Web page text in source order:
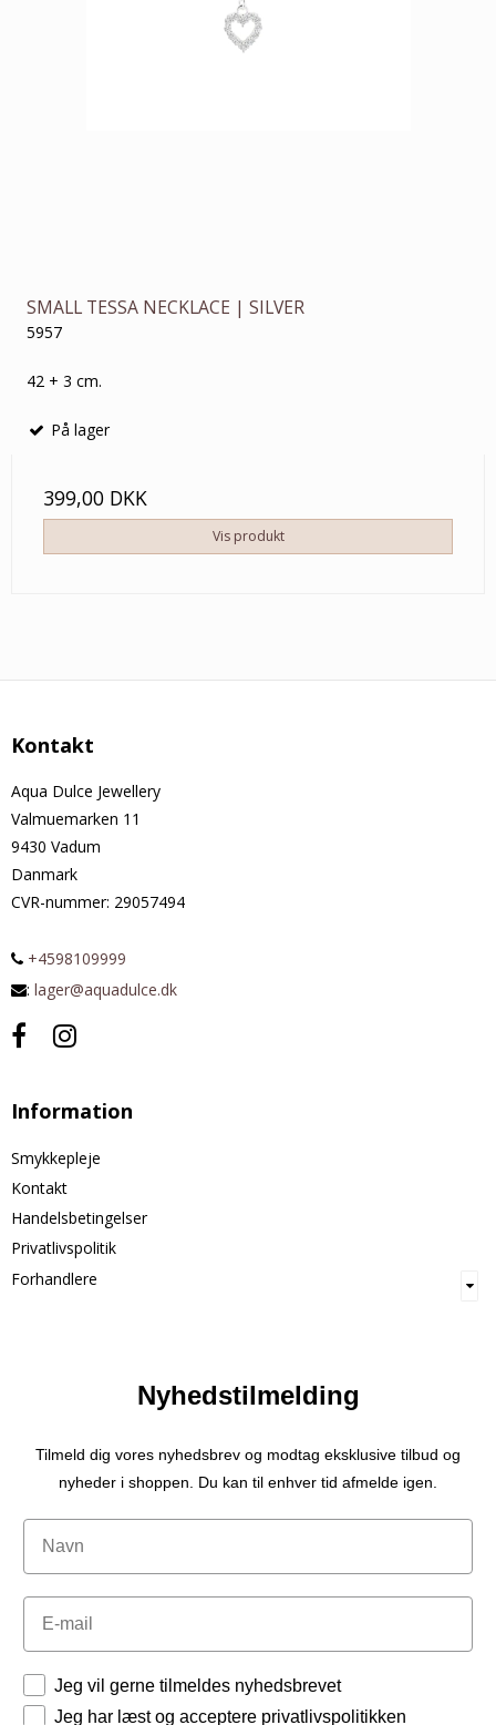
SMALL TESSA NECKLACE | SILVER
5957
42 + 3 cm.
På lager
399,00 DKK
Vis produkt
Kontakt
Aqua Dulce Jewellery
Valmuemarken 11
9430 Vadum
Danmark
CVR-nummer: 29057494
+4598109999
: lager@aquadulce.dk
Information
Smykkepleje
Kontakt
Handelsbetingelser
Privatlivspolitik
Forhandlere
Nyhedstilmelding
Tilmeld dig vores nyhedsbrev og modtag eksklusive tilbud og
nyheder i shoppen. Du kan til enhver tid afmelde igen.
Navn
Email
Tilladelser
Jeg vil gerne tilmeldes nyhedsbrevet
Jeg har læst og acceptere privatlivspolitikken